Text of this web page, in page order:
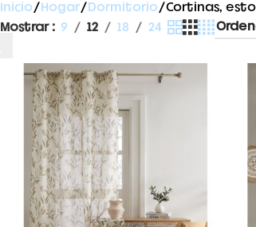
Inicio Hogar Dormitorio
Cortinas,
Mostrar
9 12 18 24